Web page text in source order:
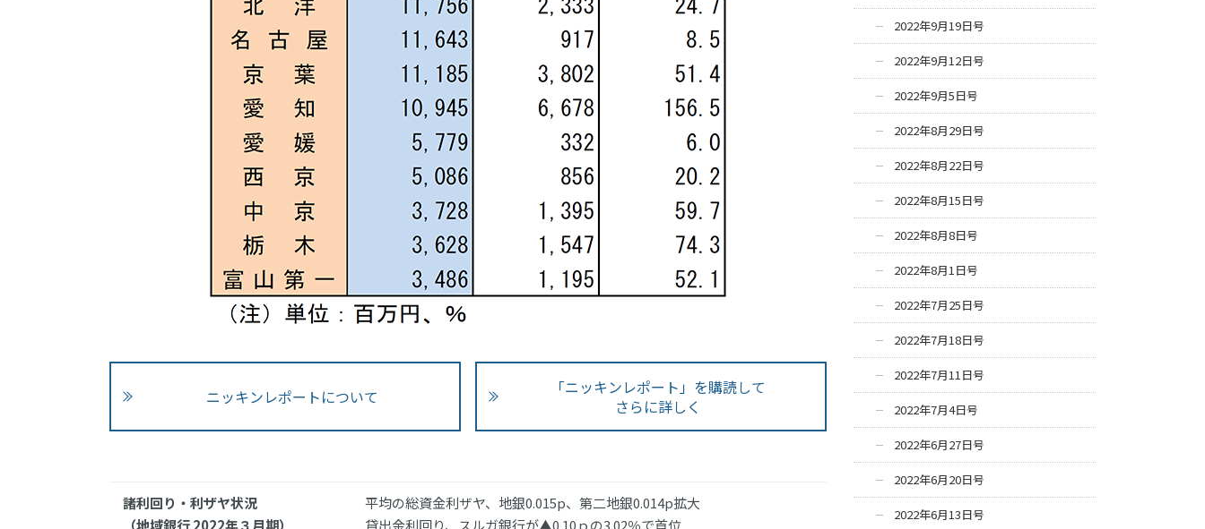
ニッキンレポートについて
「ニッキンレポート」を購読して
さらに詳しく
諸利回り・利ザヤ状況
（地域銀行 2022年３月期）
平均の総資金利ザヤ、地銀0.015p、第二地銀0.014p拡大
貸出金利回り、スルガ銀行が▲0.10ｐの3.02％で首位
2022年9月19日号
2022年9月12日号
2022年9月5日号
2022年8月29日号
2022年8月22日号
2022年8月15日号
2022年8月8日号
2022年8月1日号
2022年7月25日号
2022年7月18日号
2022年7月11日号
2022年7月4日号
2022年6月27日号
2022年6月20日号
2022年6月13日号